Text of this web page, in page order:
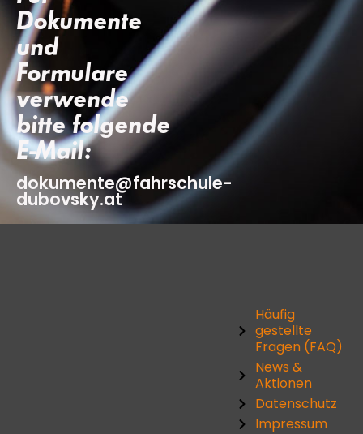
Dokumente
und
Formulare
verwende
bitte folgende
E-Mail:
dokumente@fahrschule-
dubovsky.at
Häufig
gestellte
Fragen (FAQ)
News &
Aktionen
Datenschutz
Impressum